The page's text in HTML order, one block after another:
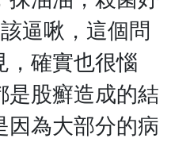
逼啾，這個問
，確實也很惱
是股癬造成的結
因為大部分的病